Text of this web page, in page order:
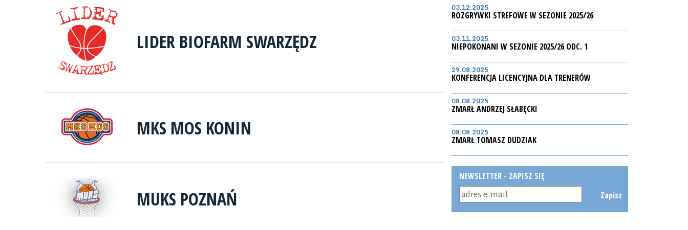
LIDER BIOFARM SWARZĘDZ
MKS MOS KONIN
MUKS POZNAŃ
03.12.2025
ROZGRYWKI STREFOWE W SEZONIE 2025/26
03.11.2025
NIEPOKONANI W SEZONIE 2025/26 ODC. 1
29.08.2025
KONFERENCJA LICENCYJNA DLA TRENERÓW
08.08.2025
ZMARŁ ANDRZEJ SŁABĘCKI
08.08.2025
ZMARŁ TOMASZ DUDZIAK
NEWSLETTER - ZAPISZ SIĘ
Zapisz